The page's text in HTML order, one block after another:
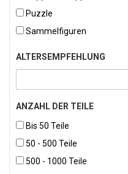
Puzzle
Sammelfiguren
ALTERSEMPFEHLUNG
ANZAHL DER TEILE
Bis 50 Teile
50 - 500 Teile
500 - 1000 Teile